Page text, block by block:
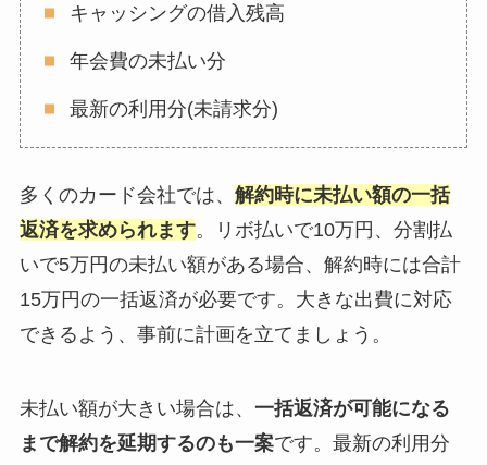
キャッシングの借入残高
年会費の未払い分
最新の利用分(未請求分)
多くのカード会社では、 解約時に未払い額の一括
返済を求められます。リボ払いで10万円、分割払
いで5万円の未払い額がある場合、解約時には合計
15万円の一括返済が必要です。大きな出費に対応
できるよう、事前に計画を立てましょう。
未払い額が大きい場合は、 一括返済が可能になる
まで解約を延期するのも一案です。最新の利用分